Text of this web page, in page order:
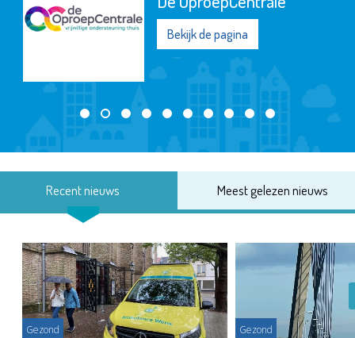
Bekijk de pagina
Recent nieuws Meest gelezen nieuws
Gezond Gezond